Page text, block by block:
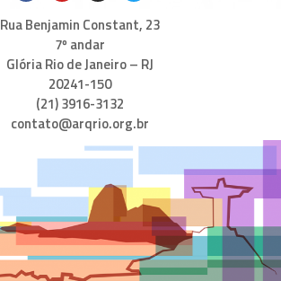
Rua Benjamin Constant, 23
7º andar
Glória Rio de Janeiro – RJ
20241-150
(21) 3916-3132
contato@arqrio.org.br